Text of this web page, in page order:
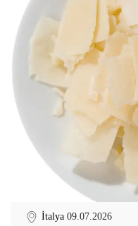
İtalya 09.07.2026